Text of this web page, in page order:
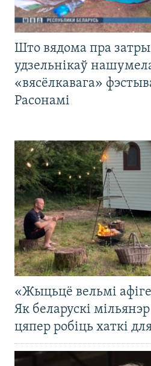
Што вядома пра
удзельнікаў
«вясёлкавага»
Расонамі
«Жыцьцё вельмі
Як беларускі мільянэр
цяпер робіць хаткі